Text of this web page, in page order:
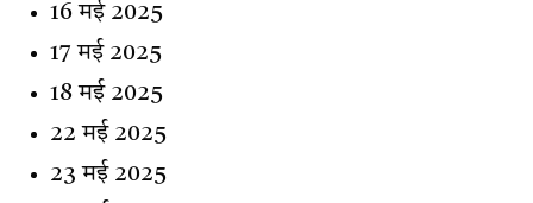
16 मई 2025
17 मई 2025
18 मई 2025
22 मई 2025
23 मई 2025